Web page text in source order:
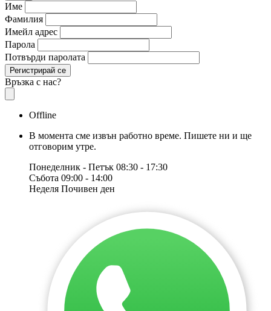
Име
Фамилия
Имейл адрес
Парола
Потвърди паролата
Регистрирай се
Връзка с нас?
Offline
В момента сме извън работно време. Пишете ни и ще
отговорим утре.
Понеделник - Петък 08:30 - 17:30
Събота 09:00 - 14:00
Неделя Почивен ден